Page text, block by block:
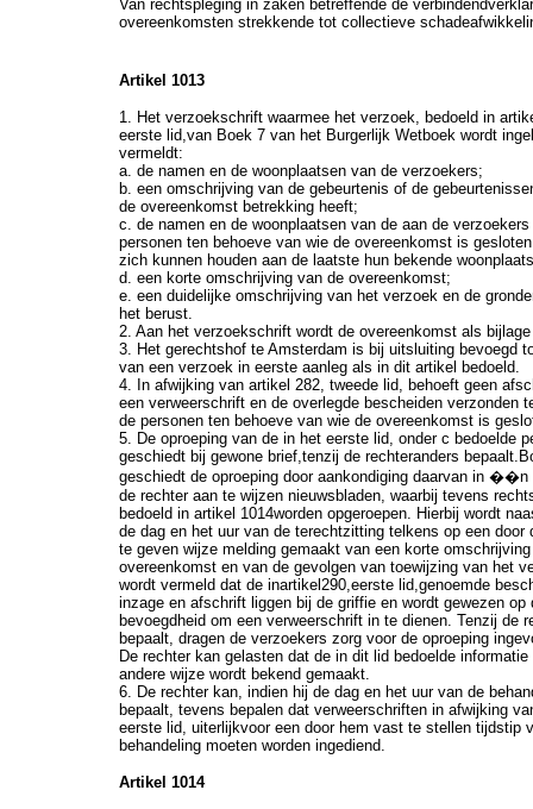
Van rechtspleging in zaken betreffende de
overeenkomsten strekkende tot collectieve
Artikel 1013
1. Het verzoekschrift waarmee het verzoek, bedoeld in
eerste lid,van Boek 7 van het Burgerlijk Wetboek wordt
vermeldt:
a. de namen en de woonplaatsen van de verzoekers;
b. een omschrijving van de gebeurtenis of de
de overeenkomst betrekking heeft;
c. de namen en de woonplaatsen van de aan de verzoekers
personen ten behoeve van wie de overeenkomst is
zich kunnen houden aan de laatste hun bekende
d. een korte omschrijving van de overeenkomst;
e. een duidelijke omschrijving van het verzoek en de
het berust.
2. Aan het verzoekschrift wordt de overeenkomst als
3. Het gerechtshof te Amsterdam is bij uitsluiting bevoegd
van een verzoek in eerste aanleg als in dit artikel bedoeld.
4. In afwijking van artikel 282, tweede lid, behoeft geen
een verweerschrift en de overlegde bescheiden verzonden
de personen ten behoeve van wie de overeenkomst is
5. De oproeping van de in het eerste lid, onder c bedoelde
geschiedt bij gewone brief,tenzij de rechteranders
geschiedt de oproeping door aankondiging daarvan in ��n
de rechter aan te wijzen nieuwsbladen, waarbij tevens
bedoeld in artikel 1014worden opgeroepen. Hierbij wordt
de dag en het uur van de terechtzitting telkens op een door
te geven wijze melding gemaakt van een korte
overeenkomst en van de gevolgen van toewijzing van het
wordt vermeld dat de inartikel290,eerste lid,genoemde
inzage en afschrift liggen bij de griffie en wordt gewezen op
bevoegdheid om een verweerschrift in te dienen. Tenzij de
bepaalt, dragen de verzoekers zorg voor de oproeping
De rechter kan gelasten dat de in dit lid bedoelde informatie
andere wijze wordt bekend gemaakt.
6. De rechter kan, indien hij de dag en het uur van de
bepaalt, tevens bepalen dat verweerschriften in afwijking
eerste lid, uiterlijkvoor een door hem vast te stellen tijdstip
behandeling moeten worden ingediend.
Artikel 1014